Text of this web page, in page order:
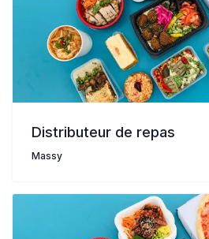
Distributeur de repas
Massy